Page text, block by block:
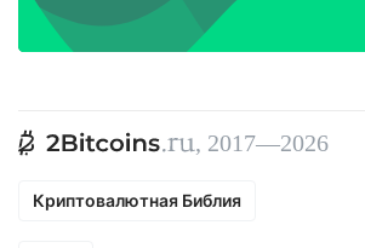
, 2017—2026
Криптовалютная Библия